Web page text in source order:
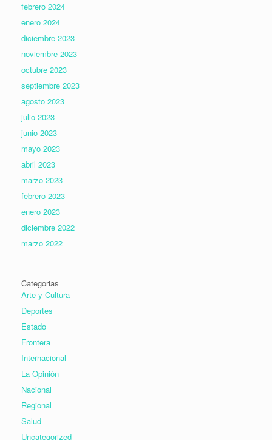
febrero 2024
enero 2024
diciembre 2023
noviembre 2023
octubre 2023
septiembre 2023
agosto 2023
julio 2023
junio 2023
mayo 2023
abril 2023
marzo 2023
febrero 2023
enero 2023
diciembre 2022
marzo 2022
Categorias
Arte y Cultura
Deportes
Estado
Frontera
Internacional
La Opinión
Nacional
Regional
Salud
Uncategorized